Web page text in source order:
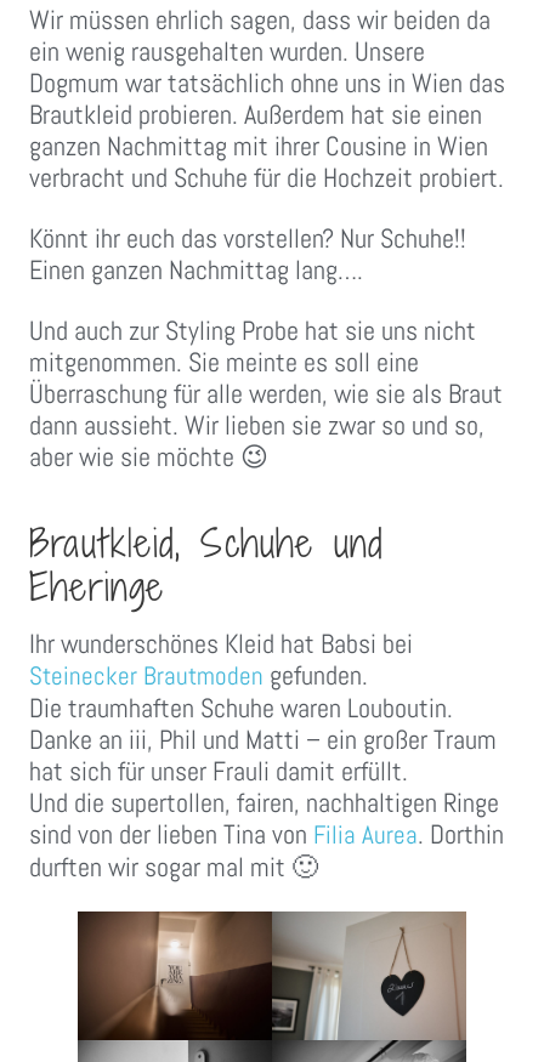
Wir müssen ehrlich sagen, dass wir beiden da
ein wenig rausgehalten wurden. Unsere
Dogmum war tatsächlich ohne uns in Wien das
Brautkleid probieren. Außerdem hat sie einen
ganzen Nachmittag mit ihrer Cousine in Wien
verbracht und Schuhe für die Hochzeit probiert.
Könnt ihr euch das vorstellen? Nur Schuhe!!
Einen ganzen Nachmittag lang….
Und auch zur Styling Probe hat sie uns nicht
mitgenommen. Sie meinte es soll eine
Überraschung für alle werden, wie sie als Braut
dann aussieht. Wir lieben sie zwar so und so,
aber wie sie möchte 😉
Brautkleid, Schuhe und
Eheringe
Ihr wunderschönes Kleid hat Babsi bei
Steinecker Brautmoden gefunden.
Die traumhaften Schuhe waren Louboutin.
Danke an iii, Phil und Matti – ein großer Traum
hat sich für unser Frauli damit erfüllt.
Und die supertollen, fairen, nachhaltigen Ringe
sind von der lieben Tina von Filia Aurea. Dorthin
durften wir sogar mal mit 🙂